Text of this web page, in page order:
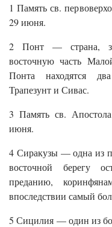
1 Память св.
29 июня.
2 Понт — страна,
восточную часть
Понта находятся
Трапезунт и Сивас.
3 Память св.
июня.
4 Сиракузы — одна из
восточной берегу
преданию,
впоследствии самый
5 Сицилия — один из